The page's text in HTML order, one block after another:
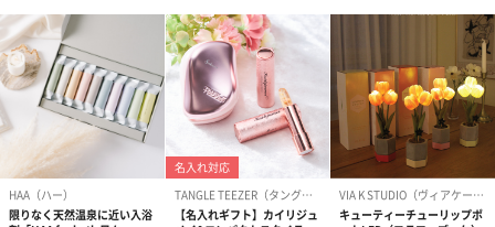
結婚祝い（御結婚御
祝）（110円）
出産祝い（御出産御
祝）（110円）
結婚内祝い（
（110円）